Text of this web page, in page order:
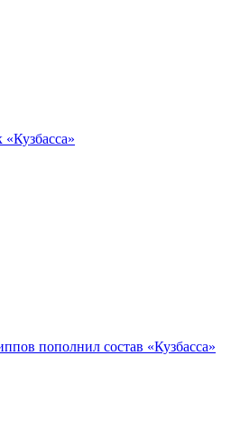
пополнил состав «Кузбасса»